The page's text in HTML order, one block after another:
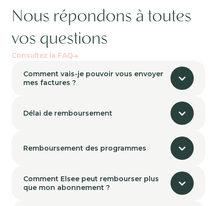
Nous répondons à toutes
vos questions
Consultez la FAQ
Comment vais-je pouvoir vous envoyer
mes factures ?
Délai de remboursement
Remboursement des programmes
Comment Elsee peut rembourser plus
que mon abonnement ?